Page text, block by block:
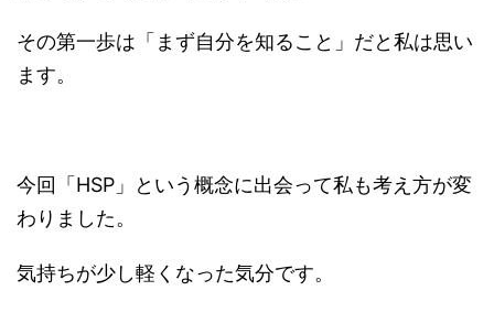
その第一歩は「まず自分を知ること」だと私は思い
ます。
今回「HSP」という概念に出会って私も考え方が変
わりました。
気持ちが少し軽くなった気分です。